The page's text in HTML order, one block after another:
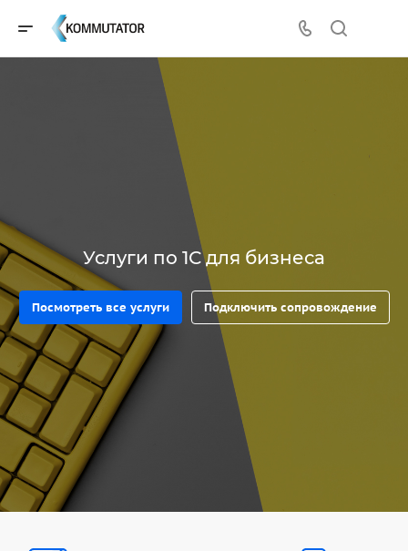
Услуги по 1С для бизнеса
Посмотреть все услуги Подключить сопровождение